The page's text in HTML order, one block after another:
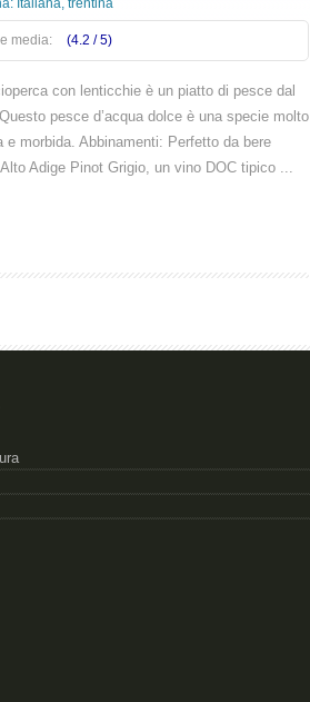
Italiana, trentina
media: (4.2 /5)
con lenticchie è un piatto di pesce dal
pesce d’acqua dolce è una specie molto
e morbida. Abbinamenti: Perfetto da bere
Adige Pinot Grigio, un vino DOC tipico ...